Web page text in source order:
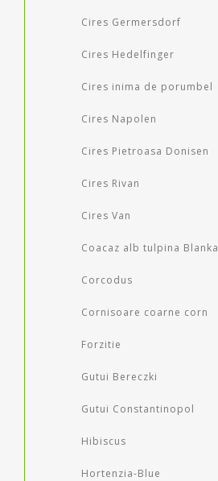
Cires Germersdorf
Cires Hedelfinger
Cires inima de porumbel
Cires Napolen
Cires Pietroasa Donisen
Cires Rivan
Cires Van
Coacaz alb tulpina Blanka
Corcodus
Cornisoare coarne corn
Forzitie
Gutui Bereczki
Gutui Constantinopol
Hibiscus
Hortenzia-Blue